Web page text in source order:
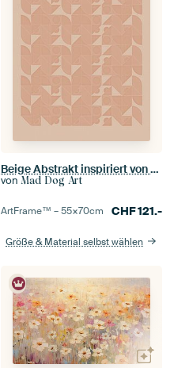
Beige Abstrakt inspiriert von Piet Mondrian
von Mad Dog Art
ArtFrame™ –55×70cm CHF121.-
Größe & Material selbst wählen